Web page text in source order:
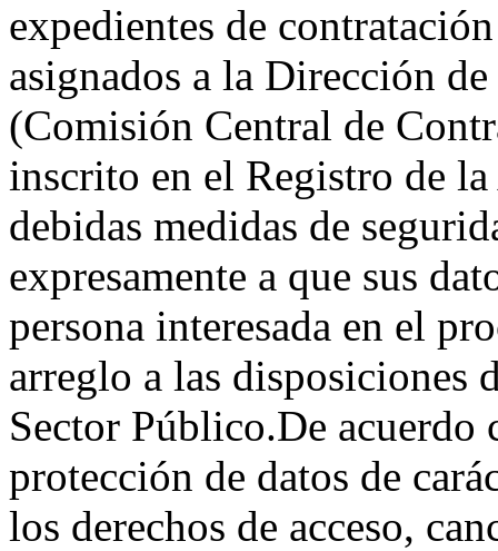
expedientes de
asignados a la Dirección
(Comisión Central de
inscrito en el Registro de
debidas medidas de
expresamente a que sus
persona interesada en el
arreglo a las disposiciones
Sector Público.De acuerdo
protección de datos de
los derechos de acceso,